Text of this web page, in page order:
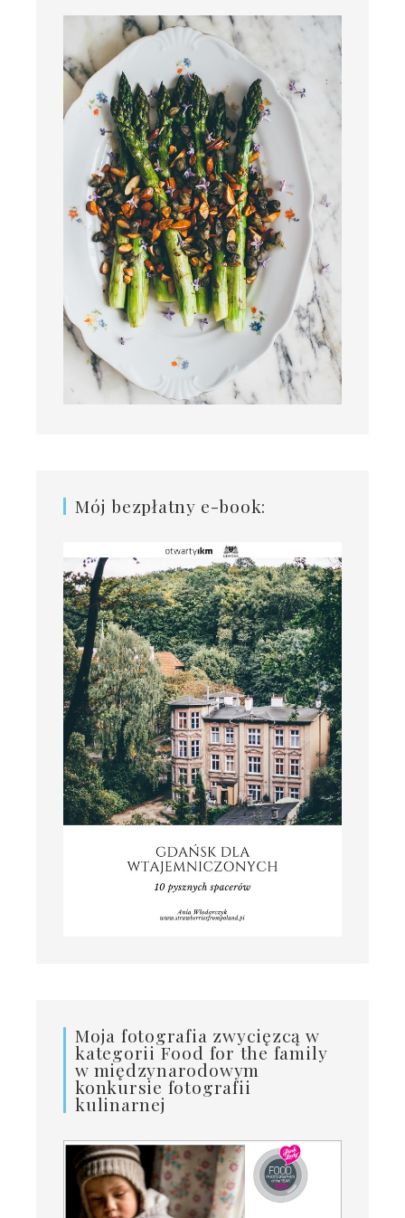
Mój bezpłatny e-book:
Moja fotografia zwycięzcą w
kategorii Food for the family
w międzynarodowym
konkursie fotografii
kulinarnej